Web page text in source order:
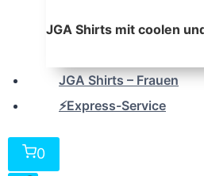
JGA Shirts mit coolen
JGA Shirts – Frauen
⚡Express-Service
0